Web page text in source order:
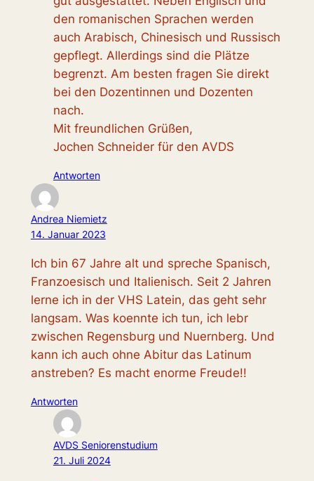
den romanischen Sprachen werden
auch Arabisch, Chinesisch und Russisch
gepflegt. Allerdings sind die Plätze
begrenzt. Am besten fragen Sie direkt
bei den Dozentinnen und Dozenten
nach.
Mit freundlichen Grüßen,
Jochen Schneider für den AVDS
Antworten
Andrea Niemietz
14. Januar 2023
Ich bin 67 Jahre alt und spreche Spanisch,
Franzoesisch und Italienisch. Seit 2 Jahren
lerne ich in der VHS Latein, das geht sehr
langsam. Was koennte ich tun, ich lebr
zwischen Regensburg und Nuernberg. Und
kann ich auch ohne Abitur das Latinum
anstreben? Es macht enorme Freude!!
Antworten
AVDS Seniorenstudium
21. Juli 2024